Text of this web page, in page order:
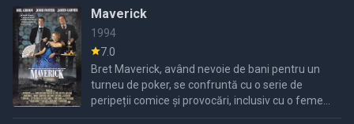
Maverick
1994
7.0
Bret Maverick, având nevoie de bani pentru un
turneu de poker, se confruntă cu o serie de
peripeții comice și provocări, inclusiv cu o femeie
hoț fermecătoare.